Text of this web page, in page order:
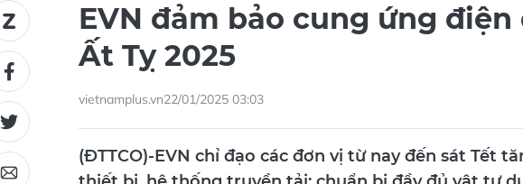
EVN đảm bảo cung ứng
Ất Tỵ 2025
vietnamplus.vn22/01/2025 03:03
(ĐTTCO)-EVN chỉ đạo các đơn vị từ nay đến sát Tết